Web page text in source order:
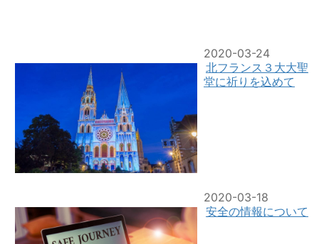
2020-03-24
北フランス３大大聖
堂に祈りを込めて
2020-03-18
安全の情報について